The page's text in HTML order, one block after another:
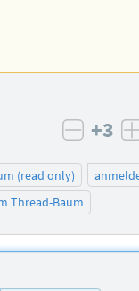
+3
(read only)
Thread-Baum